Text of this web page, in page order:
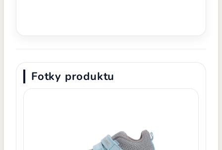
Fotky produktu